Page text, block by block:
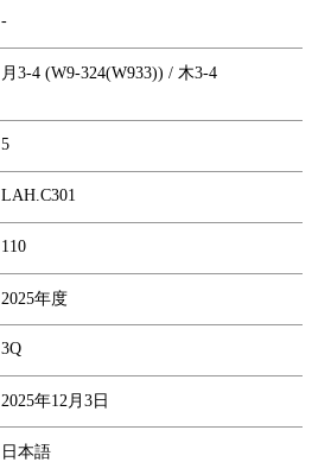
-
月3-4 (W9-324(W933)) / 木3-4
5
LAH.C301
1 10
2025年度
3Q
2025年12月3日
日本語